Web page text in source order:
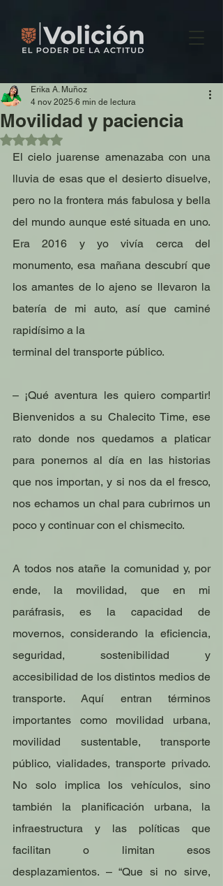
Movilidad y paciencia
Erika A. Muñoz
4 nov 2025 6 min de lectura
Obtuvo NaN de 5 estrellas.
El cielo juarense amenazaba con una
lluvia de esas que el desierto disuelve,
pero no la frontera más fabulosa y bella
del mundo aunque esté situada en uno.
Era 2016 y yo vivía cerca del
monumento, esa mañana descubrí que
los amantes de lo ajeno se llevaron la
batería de mi auto, así que caminé
rapidísimo a la
terminal del transporte público.
– ¡Qué aventura les quiero compartir!
Bienvenidos a su Chalecito Time, ese
rato donde nos quedamos a platicar
para ponernos al día en las historias
que nos importan, y si nos da el fresco,
nos echamos un chal para cubrirnos un
poco y continuar con el chismecito.
A todos nos atañe la comunidad y, por
ende, la movilidad, que en mi
paráfrasis, es la capacidad de
movernos, considerando la eficiencia,
seguridad, sostenibilidad y
accesibilidad de los distintos medios de
transporte. Aquí entran términos
importantes como movilidad urbana,
movilidad sustentable, transporte
público, vialidades, transporte privado.
No solo implica los vehículos, sino
también la planificación urbana, la
infraestructura y las políticas que
facilitan o limitan esos
desplazamientos. – “Que si no sirve,